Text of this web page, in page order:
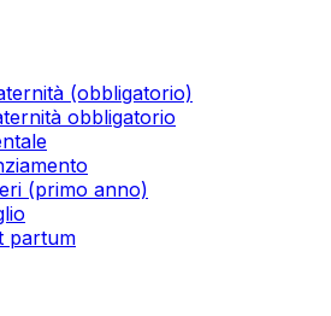
(obbligatorio)
obbligatorio
(primo anno)
partum